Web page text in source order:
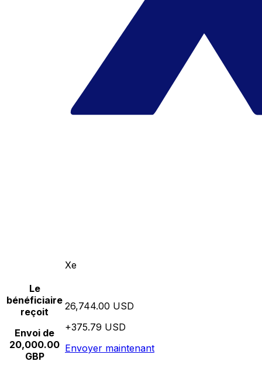
Xe
Le
bénéficiaire
reçoit
Envoi de
20,000.00
GBP
26,744.00 USD
+375.79 USD
Envoyer maintenant